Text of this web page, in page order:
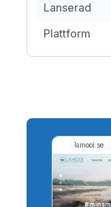
Lanserad
Plattform